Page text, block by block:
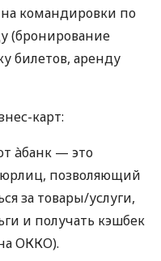
командировки по
(бронирование
билетов, аренду
карт:
àбанк — это
позволяющий
за товары/услуги,
и получать кэшбек
ОККО).